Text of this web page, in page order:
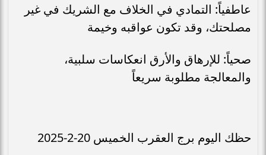
عاطفياً: التمادي في الخلاف مع الشريك في غير
مصلحتك، وقد تكون عواقبه وخيمة
صحياً: للإرهاق والأرق انعكاسات سلبية،
والمعالجة مطلوبة سريعاً
حظك اليوم برج العقرب الخميس 20-2-2025